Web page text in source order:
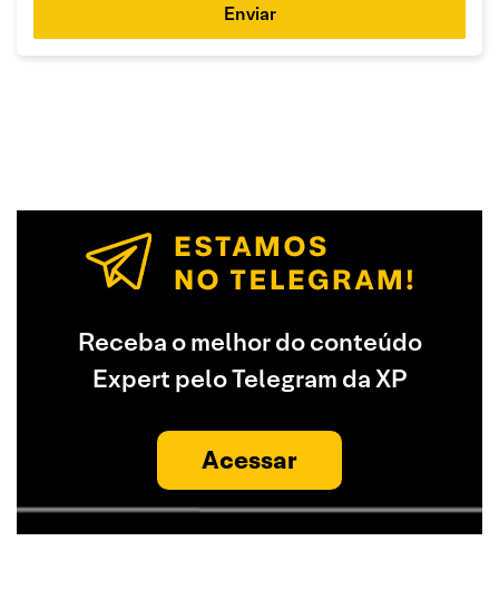
Enviar
Receba o melhor do conteúdo
Expert pelo Telegram da XP
Acessar